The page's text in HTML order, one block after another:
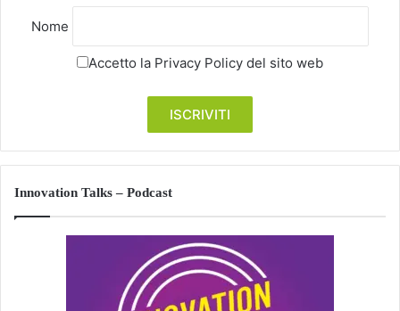
Nome
Accetto la Privacy Policy del sito web
Innovation Talks – Podcast